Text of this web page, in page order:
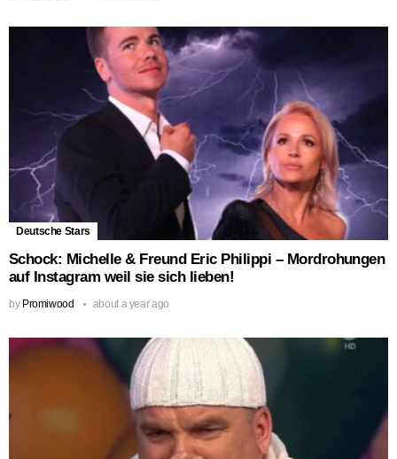
Deutsche Stars
Schock: Michelle & Freund Eric Philippi – Mordrohungen
auf Instagram weil sie sich lieben!
by Promiwood about a year ago